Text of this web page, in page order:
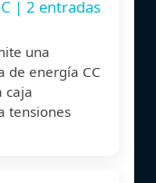
| 2 entradas
una
de energía CC
caja
tensiones